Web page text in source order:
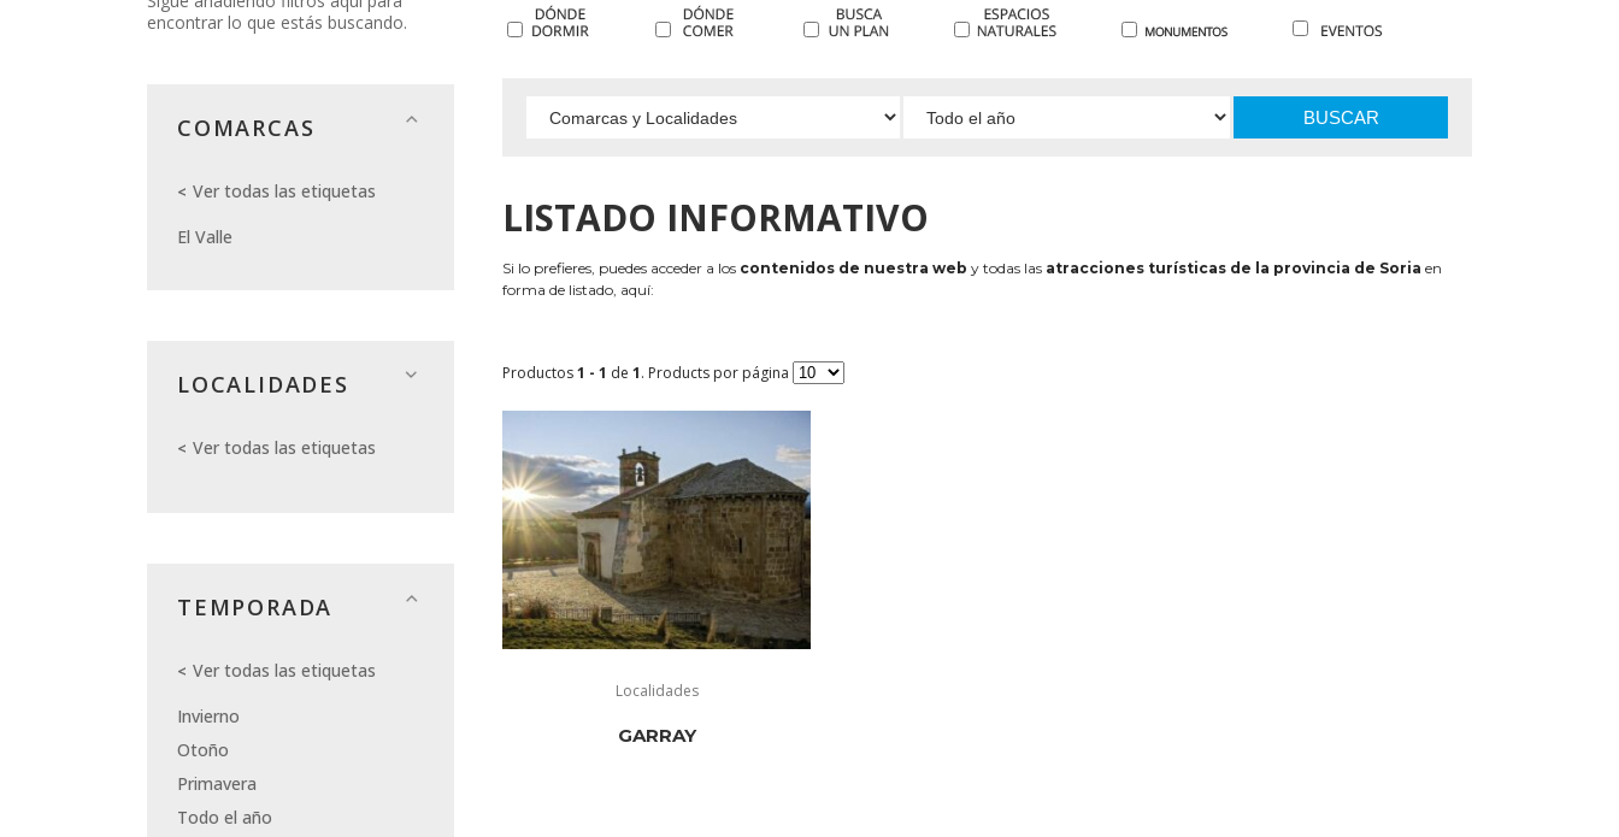
encontrar lo que estás buscando.
COMARCAS
Ver todas las etiquetas
El Valle
LOCALIDADES
Ver todas las etiquetas
TEMPORADA
Ver todas las etiquetas
Invierno
Otoño
Primavera
Todo el año
BUSCAR
LISTADO INFORMATIVO
Si lo prefieres, puedes acceder a los contenidos de nuestra web y todas las atracciones turísticas de la provincia de Soria en
forma de listado, aquí:
Productos1 - 1 de 1. Products por página
Localidades
GARRAY